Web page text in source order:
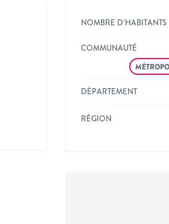
NOMBRE D’HABITANTS
COMMUNAUTÉ
DÉPARTEMENT
RÉGION